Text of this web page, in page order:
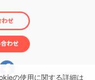
の使用に関する詳細は